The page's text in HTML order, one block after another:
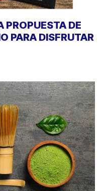
PROPUESTA DE
PARA DISFRUTAR